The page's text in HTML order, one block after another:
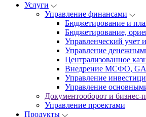
Услуги
Управление финансами
Бюджетирование и
Бюджетирование,
Управленческий учет
Управление
Централизованное
Внедрение МСФО,
Управление
Управление
Документооборот и бизнес-
Управление проектами
Продукты